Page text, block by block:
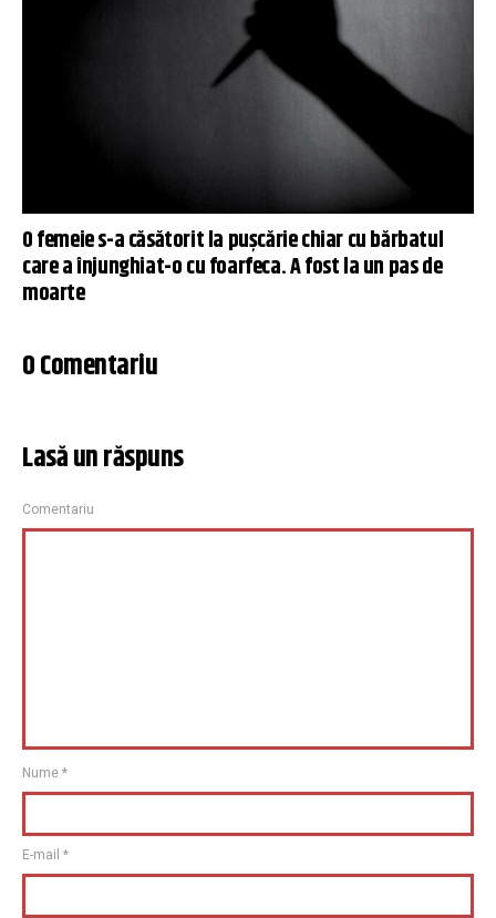
O femeie s-a căsătorit la pușcărie chiar cu bărbatul
care a înjunghiat-o cu foarfeca. A fost la un pas de
moarte
0 Comentariu
Lasă un răspuns
Comentariu
Nume *
E-mail *